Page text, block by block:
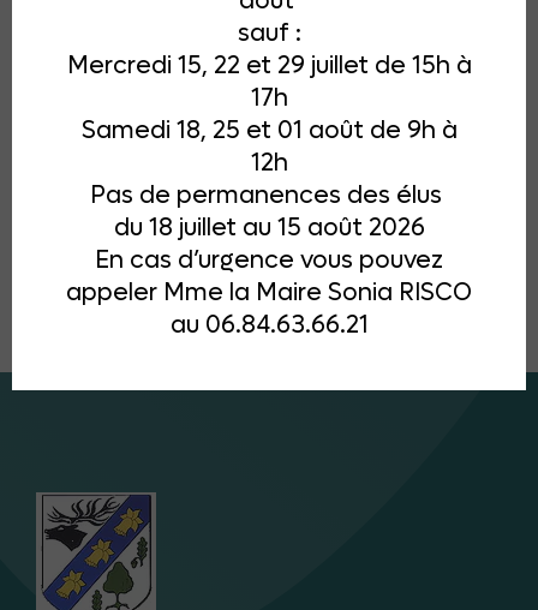
sauf :
Mercredi 15, 22 et 29 juillet de 15h à
17h
Samedi 18, 25 et 01 août de 9h à
12h
Pas de permanences des élus
du 18 juillet au 15 août 2026
En cas d’urgence vous pouvez
appeler Mme la Maire Sonia RISCO
au 06.84.63.66.21